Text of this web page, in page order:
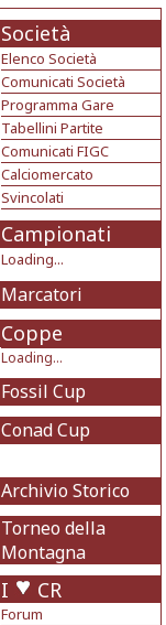
Società
Elenco Società
Comunicati Società
Programma Gare
Tabellini Partite
Comunicati FIGC
Calciomercato
Svincolati
Campionati
Loading...
Marcatori
Coppe
Loading...
Fossil Cup
Conad Cup
Archivio Storico
Torneo della
Montagna
I CR
Forum